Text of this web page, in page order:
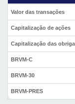
Valor das transações
Capitalização de ações
Capitalização das
BRVM-C
BRVM-30
BRVM-PRES